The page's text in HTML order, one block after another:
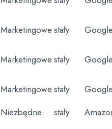
Marketingowe stały Google
Marketingowe stały Google
Marketingowe stały Google
Niezbędne stały